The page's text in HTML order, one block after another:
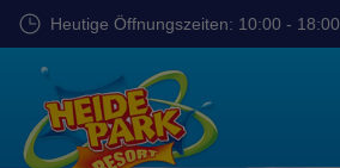
Zum
springen
Heutige Öffnungszeiten: 10:00 - 18:00